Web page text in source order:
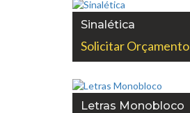
Sinalética
Solicitar Orçamento
Letras Monobloco